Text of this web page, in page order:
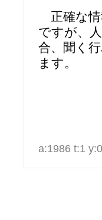
正確な情
ですが、
合、聞く
ます。
a:1986 t:1 y:0